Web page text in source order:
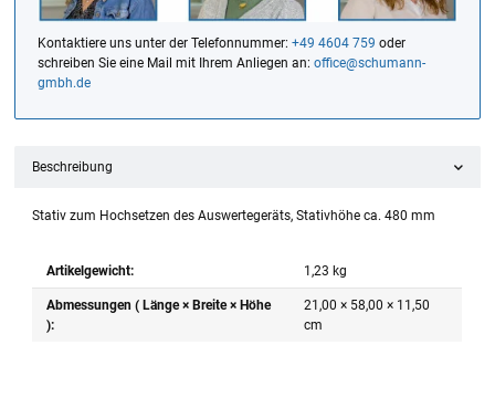
Kontaktiere uns unter der Telefonnummer: +49 4604 759 oder
schreiben Sie eine Mail mit Ihrem Anliegen an: office@schumann-
gmbh.de
Beschreibung
Stativ zum Hochsetzen des Auswertegeräts, Stativhöhe ca. 480 mm
Artikelgewicht: 1,23 kg
Abmessungen ( Länge × Breite × Höhe
):
21,00 × 58,00 × 11,50
cm